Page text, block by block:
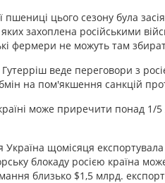
цього сезону була
яких захоплена російськими
фермери не можуть там
веде переговори з
на пом'якшення санкцій
може приречити понад 1/
Україна щомісяця
блокаду росією країна
близько $1,5 млрд.